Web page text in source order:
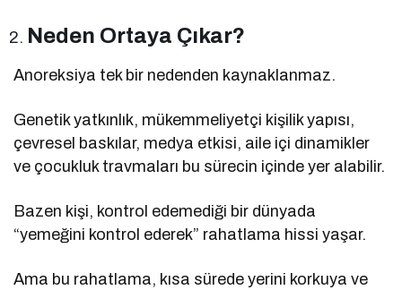
Neden Ortaya Çıkar?
Anoreksiya tek bir nedenden kaynaklanmaz.
Genetik yatkınlık, mükemmeliyetçi kişilik yapısı,
çevresel baskılar, medya etkisi, aile içi dinamikler
ve çocukluk travmaları bu sürecin içinde yer alabilir.
Bazen kişi, kontrol edemediği bir dünyada
“yemeğini kontrol ederek” rahatlama hissi yaşar.
Ama bu rahatlama, kısa sürede yerini korkuya ve